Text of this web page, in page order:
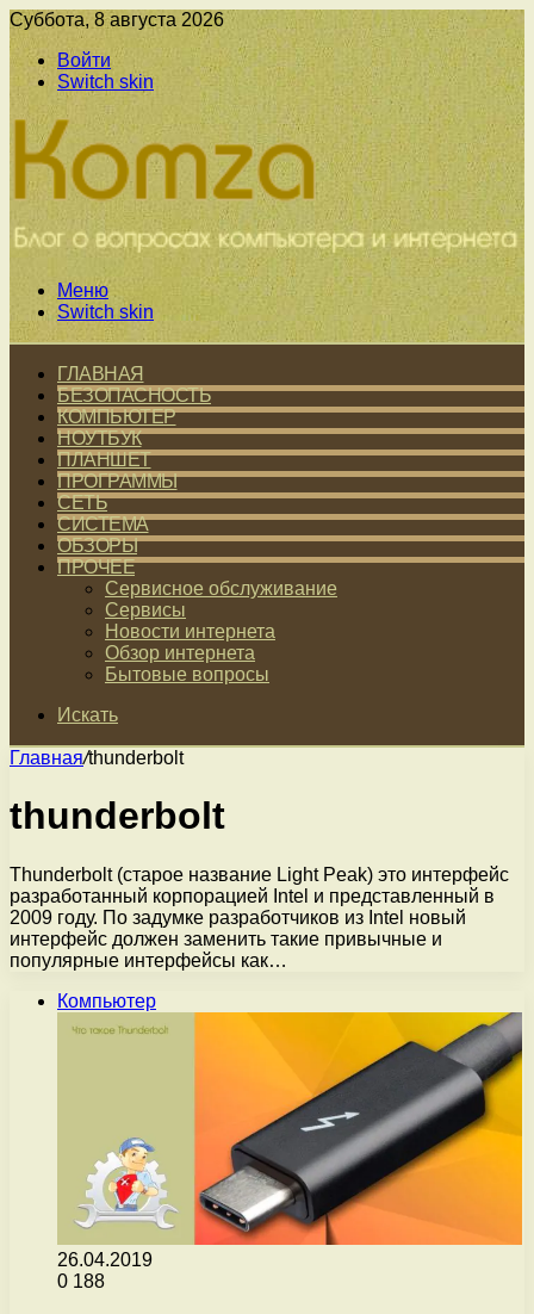
Суббота, 8 августа 2026
Войти
Switch skin
Меню
Switch skin
ГЛАВНАЯ
БЕЗОПАСНОСТЬ
КОМПЬЮТЕР
НОУТБУК
ПЛАНШЕТ
ПРОГРАММЫ
СЕТЬ
СИСТЕМА
ОБЗОРЫ
ПРОЧЕЕ
Сервисное обслуживание
Сервисы
Новости интернета
Обзор интернета
Бытовые вопросы
Искать
Главная/thunderbolt
thunderbolt
Thunderbolt (старое название Light Peak) это интерфейс
разработанный корпорацией Intel и представленный в
2009 году. По задумке разработчиков из Intel новый
интерфейс должен заменить такие привычные и
популярные интерфейсы как…
Компьютер
26.04.2019
0 188